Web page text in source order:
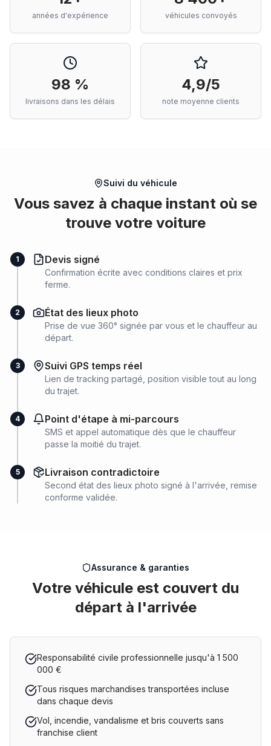
années d'expérience véhicules convoyés
98 %
livraisons dans les délais
4,9/5
note moyenne clients
Suivi du véhicule
Vous savez à chaque instant où se
trouve votre voiture
1 Devis signé
Confirmation écrite avec conditions claires et prix
ferme.
2 État des lieux photo
Prise de vue 360° signée par vous et le chauffeur au
départ.
3 Suivi GPS temps réel
Lien de tracking partagé, position visible tout au long
du trajet.
4 Point d'étape à mi-parcours
SMS et appel automatique dès que le chauffeur
passe la moitié du trajet.
5 Livraison contradictoire
Second état des lieux photo signé à l'arrivée, remise
conforme validée.
Assurance & garanties
Votre véhicule est couvert du
départ à l'arrivée
Responsabilité civile professionnelle jusqu'à 1 500
000 €
Tous risques marchandises transportées incluse
dans chaque devis
Vol, incendie, vandalisme et bris couverts sans
franchise client